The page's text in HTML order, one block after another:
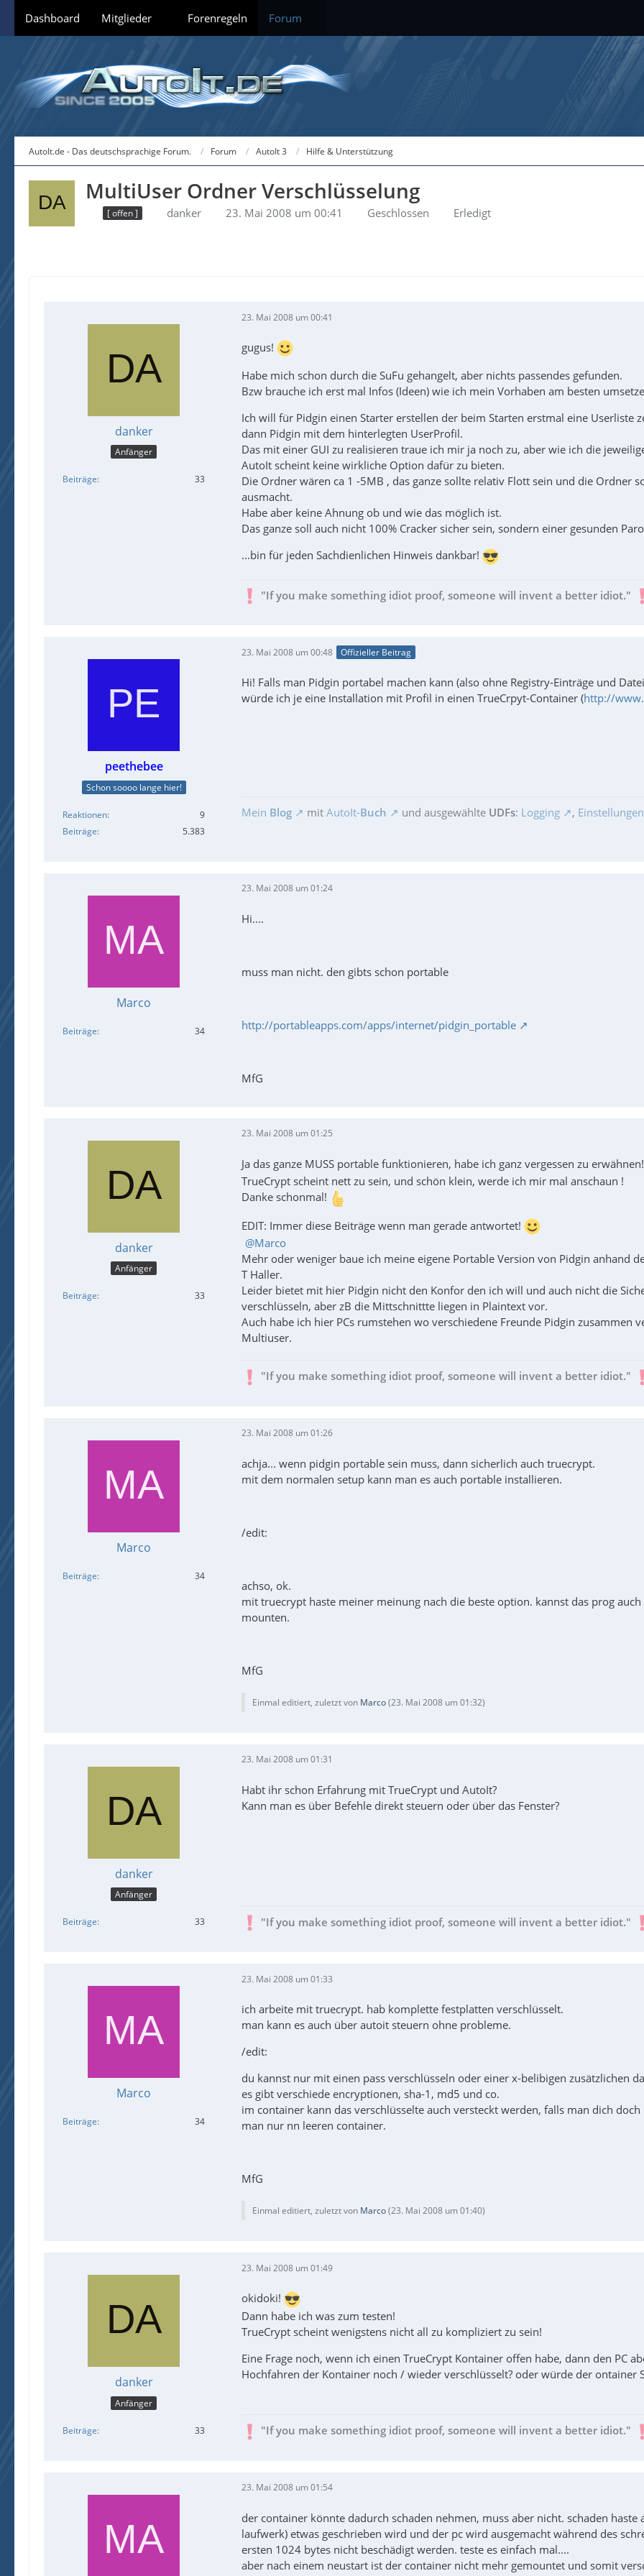
Dashboard Mitglieder Forenregeln Forum
AutoIt.de - Das deutschsprachige Forum. Forum AutoIt 3 Hilfe & Unterstützung
MultiUser Ordner Verschlüsselung
[ offen ] danker 23. Mai 2008 um 00:41 Geschlossen Erledigt
danker
Anfänger
Beiträge 33
23. Mai 2008 um 00:41
gugus!
Habe mich schon durch die SuFu gehangelt, aber nichts passendes gefunden.
Bzw brauche ich erst mal Infos (Ideen) wie ich mein Vorhaben am besten
Ich will für Pidgin einen Starter erstellen der beim Starten erstmal eine Userliste
dann Pidgin mit dem hinterlegten UserProfil.
Das mit einer GUI zu realisieren traue ich mir ja noch zu, aber wie ich die
AutoIt scheint keine wirkliche Option dafür zu bieten.
Die Ordner wären ca 1 -5MB , das ganze sollte relativ Flott sein und die Ordner
ausmacht.
Habe aber keine Ahnung ob und wie das möglich ist.
Das ganze soll auch nicht 100% Cracker sicher sein, sondern einer gesunden
...bin für jeden Sachdienlichen Hinweis dankbar!
"If you make something idiot proof, someone will invent a better idiot."
peethebee
Schon soooo lange hier!
Reaktionen
9
Beiträge
5.383
23. Mai 2008 um 00:48 Offizieller Beitrag
Hi! Falls man Pidgin portabel machen kann (also ohne Registry-Einträge und
würde ich je eine Installation mit Profil in einen TrueCrpyt-Container (http://
Mein Blog mit AutoIt-Buch und ausgewählte UDFs: Logging ,
Marco
Beiträge 34
23. Mai 2008 um 01:24
Hi....
muss man nicht. den gibts schon portable
http://portableapps.com/apps/internet/pidgin_portable
MfG
danker
Anfänger
Beiträge 33
23. Mai 2008 um 01:25
Ja das ganze MUSS portable funktionieren, habe ich ganz vergessen zu
TrueCrypt scheint nett zu sein, und schön klein, werde ich mir mal anschaun !
Danke schonmal!
EDIT: Immer diese Beiträge wenn man gerade antwortet!
Marco
Mehr oder weniger baue ich meine eigene Portable Version von Pidgin anhand
T Haller.
Leider bietet mit hier Pidgin nicht den Konfor den ich will und auch nicht die
verschlüsseln, aber zB die Mittschnittte liegen in Plaintext vor.
Auch habe ich hier PCs rumstehen wo verschiedene Freunde Pidgin zusammen
Multiuser.
"If you make something idiot proof, someone will invent a better idiot."
Marco
Beiträge 34
23. Mai 2008 um 01:26
achja... wenn pidgin portable sein muss, dann sicherlich auch truecrypt.
mit dem normalen setup kann man es auch portable installieren.
/edit:
achso, ok.
mit truecrypt haste meiner meinung nach die beste option. kannst das prog
mounten.
MfG
Einmal editiert, zuletzt von Marco(23. Mai 2008 um 01:32)
danker
Anfänger
Beiträge 33
23. Mai 2008 um 01:31
Habt ihr schon Erfahrung mit TrueCrypt und AutoIt?
Kann man es über Befehle direkt steuern oder über das Fenster?
"If you make something idiot proof, someone will invent a better idiot."
Marco
Beiträge 34
23. Mai 2008 um 01:33
ich arbeite mit truecrypt. hab komplette festplatten verschlüsselt.
man kann es auch über autoit steuern ohne probleme.
/edit:
du kannst nur mit einen pass verschlüsseln oder einer x-belibigen zusätzlichen
es gibt verschiede encryptionen, sha-1, md5 und co.
im container kann das verschlüsselte auch versteckt werden, falls man dich
man nur nn leeren container.
MfG
Einmal editiert, zuletzt von Marco(23. Mai 2008 um 01:40)
danker
Anfänger
Beiträge 33
23. Mai 2008 um 01:49
okidoki!
Dann habe ich was zum testen!
TrueCrypt scheint wenigstens nicht all zu kompliziert zu sein!
Eine Frage noch, wenn ich einen TrueCrypt Kontainer offen habe, dann den PC
Hochfahren der Kontainer noch / wieder verschlüsselt? oder würde der ontainer
"If you make something idiot proof, someone will invent a better idiot."
23. Mai 2008 um 01:54
der container könnte dadurch schaden nehmen, muss aber nicht. schaden
laufwerk) etwas geschrieben wird und der pc wird ausgemacht während des
ersten 1024 bytes nicht beschädigt werden. teste es einfach mal....
aber nach einem neustart ist der container nicht mehr gemountet und somit